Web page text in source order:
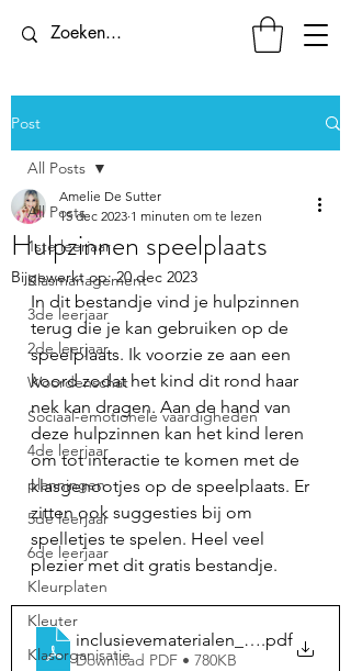
Post
All Posts
1ste leerjaar
Klasmanagement
3de leerjaar
2de leerjaar
Woordenschat
Sociaal-emotionele vaardigheden
4de leerjaar
planningen
5de leerjaar
6de leerjaar
Kleurplaten
Kleuter
Klasorganisatie
All Posts
Hulpzinnen speelplaats
Amelie De Sutter
15 dec 2023 1 minuten om te lezen
Bijgewerkt op:20 dec 2023
In dit bestandje vind je hulpzinnen
terug die je kan gebruiken op de
speelplaats. Ik voorzie ze aan een
koord zodat het kind dit rond haar
nek kan dragen. Aan de hand van
deze hulpzinnen kan het kind leren
om tot interactie te komen met de
klasgenootjes op de speelplaats. Er
zitten ook suggesties bij om
spelletjes te spelen. Heel veel
plezier met dit gratis bestandje.
.pdf
Download PDF • 780KB